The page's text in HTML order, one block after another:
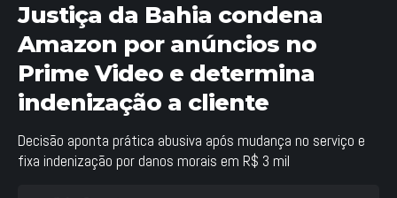
Justiça da Bahia condena
Amazon por anúncios no
Prime Video e determina
indenização a cliente
Decisão aponta prática abusiva após mudança no serviço e
fixa indenização por danos morais em R$ 3 mil